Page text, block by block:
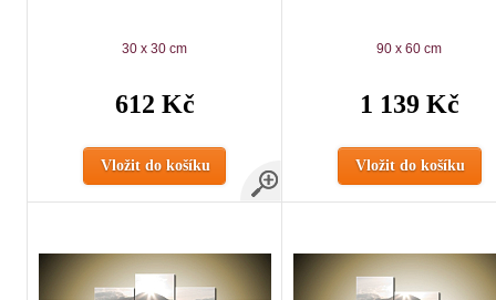
30 x 30 cm
612 Kč
Vložit do košíku
90 x 60 cm
1 139 Kč
Vložit do košíku